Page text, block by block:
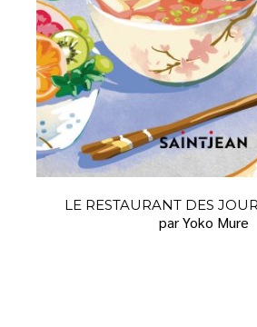
LE RESTAURANT DES
par Yoko Mure